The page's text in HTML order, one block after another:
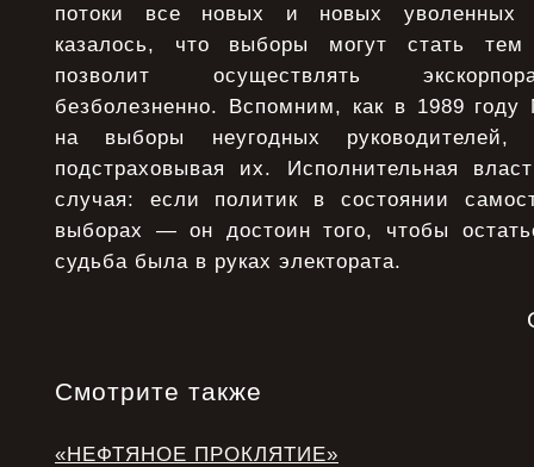
потоки все новых и новых уволенных
казалось, что выборы могут стать тем
позволит осуществлять
безболезненно. Вспомним, как в 1989
на выборы неугодных
подстраховывая их. Исполнительная
случая: если политик в состоянии
выборах — он достоин того, чтобы
судьба была в руках электората.
Смотрите также
«НЕФТЯНОЕ ПРОКЛЯТИЕ»